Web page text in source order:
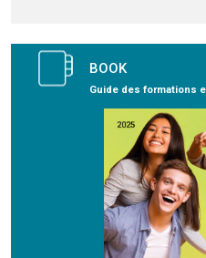
BOOK
Guide des formations